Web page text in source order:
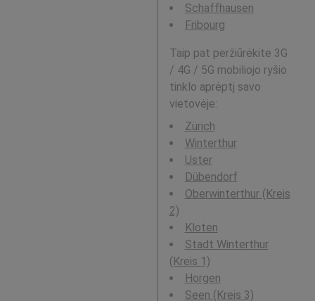
Schaffhausen
Fribourg
Taip pat peržiūrėkite 3G
/ 4G / 5G mobiliojo ryšio
tinklo aprėptį savo
vietovėje:
Zürich
Winterthur
Uster
Dübendorf
Oberwinterthur (Kreis
2)
Kloten
Stadt Winterthur
(Kreis 1)
Horgen
Seen (Kreis 3)